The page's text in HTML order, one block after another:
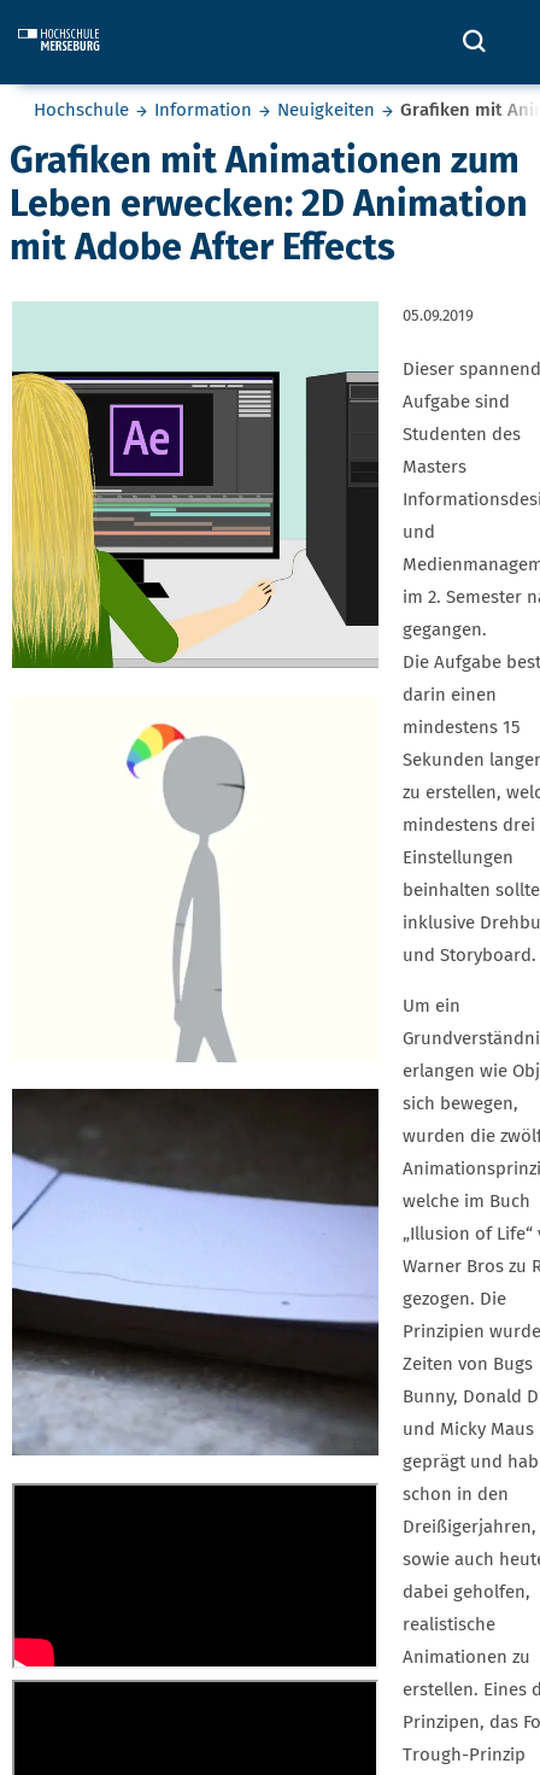
Sie befinden sich hier:
Hochschule Information Neuigkeiten Grafiken mit
Grafiken mit Animationen zum
Leben erwecken: 2D Animation
mit Adobe After Effects
05.09.2019
Dieser
Aufgabe sind
Studenten des
Masters
und
im 2. Semester
gegangen.
Die Aufgabe
darin einen
mindestens 15
Sekunden
zu erstellen,
mindestens drei
Einstellungen
beinhalten
inklusive
und Storyboard.
Um ein
erlangen wie
sich bewegen,
wurden die
welche im Buch
„Illusion of Life“
Warner Bros zu
gezogen. Die
Prinzipien
Zeiten von Bugs
Bunny, Donald
und Micky Maus
geprägt und
schon in den
Dreißigerjahren,
sowie auch
dabei geholfen,
realistische
Animationen zu
erstellen. Eines
Prinzipen, das
Trough-Prinzip